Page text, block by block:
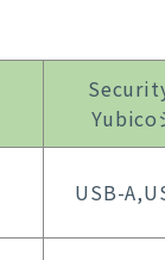
Yubico
USB-